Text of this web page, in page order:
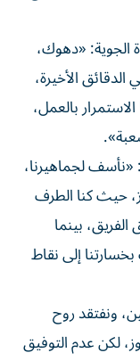
الجوية: «دهوك،
الأخيرة،
بالعمل،
لجماهيرنا،
حيث كنا الطرف
بينما
إلى نقاط
ونفتقد روح
لكن عدم التوفيق